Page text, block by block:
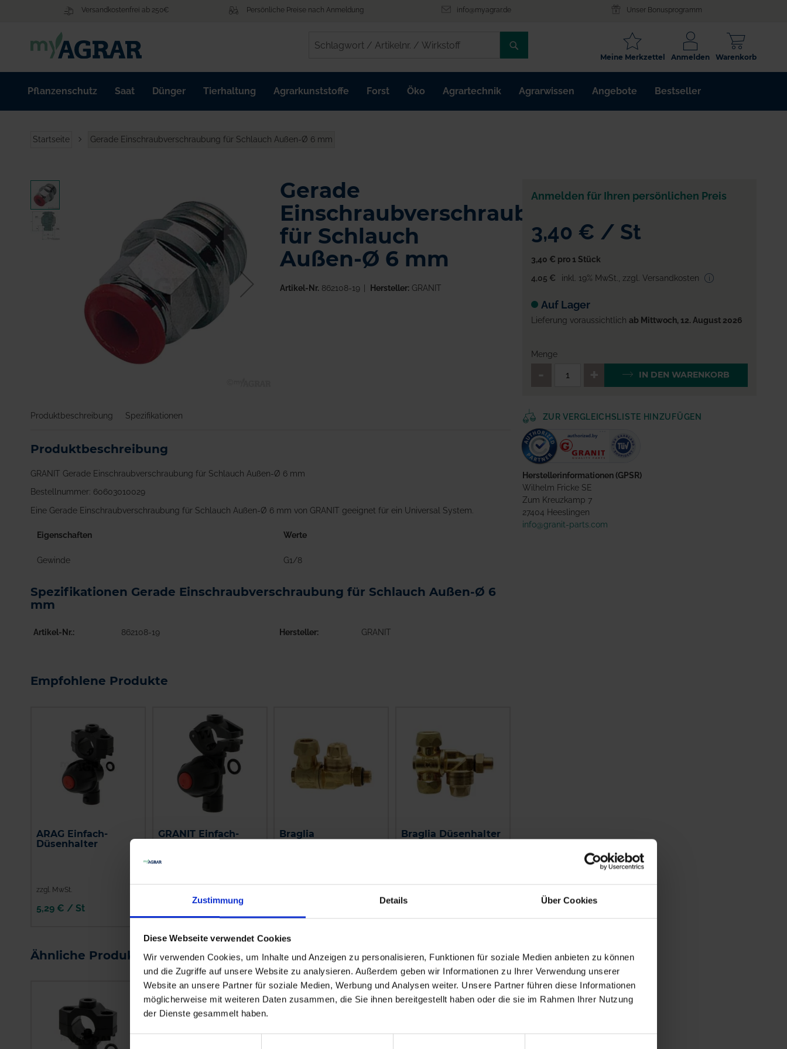
Zustimmung Details Über Cookies
Diese Webseite verwendet Cookies
Wir verwenden Cookies, um Inhalte und Anzeigen zu personalisieren, Funktionen für soziale Medien anbieten zu können
und die Zugriffe auf unsere Website zu analysieren. Außerdem geben wir Informationen zu Ihrer Verwendung unserer
Website an unsere Partner für soziale Medien, Werbung und Analysen weiter. Unsere Partner führen diese Informationen
möglicherweise mit weiteren Daten zusammen, die Sie ihnen bereitgestellt haben oder die sie im Rahmen Ihrer Nutzung
der Dienste gesammelt haben.
Versandkostenfrei ab 250€ Persönliche Preise nach Anmeldung info@myagrar.de Unser Bonusprogramm
/
ARTIKELNR.
/
Warenkorb
Anmelden
Meine Merkzettel
Pflanzenschutz Saat Dünger Tierhaltung Agrarkunststoffe Forst Öko Agrartechnik Agrarwissen Angebote Bestseller
Startseite Gerade Einschraubverschraubung für Schlauch Außen-Ø 6 mm
Zum
Ende
der
springen
der
springen
Gerade
Einschraubverschraubung
für Schlauch
Außen-Ø 6 mm
Artikel-Nr. 862108-19 Hersteller:GRANIT
Produktbeschreibung Spezifikationen
Produktbeschreibung
GRANIT Gerade Einschraubverschraubung für Schlauch Außen-Ø 6 mm
Bestellnummer: 60603010029
Eine Gerade Einschraubverschraubung für Schlauch Außen-Ø 6 mm von GRANIT geeignet für ein Universal System.
Eigenschaften Werte
Gewinde G1/8
Spezifikationen Gerade Einschraubverschraubung für Schlauch Außen-Ø 6
mm
Artikel-Nr. 862108-19 Hersteller GRANIT
Empfohlene Produkte
ARAG Einfach-
Düsenhalter
zzgl. MwSt.
5,29 € / St
GRANIT Einfach-
WARENKORB
Braglia
Braglia Düsenhalter
Ähnliche Produkte
Anmelden für Ihren persönlichen Preis
3,40 € / St
3,40 € pro 1 Stück
4,05 €
inkl. 19% MwSt. zzgl. Versandkosten
Auf Lager
Lieferung voraussichtlich ab Mittwoch, 12. August 2026
Menge
QTY_CONTROL_DECREASE
IN DEN WARENKORB
ZUR VERGLEICHSLISTE HINZUFÜGEN
Herstellerinformationen (GPSR)
Wilhelm Fricke SE
Zum Kreuzkamp 7
27404 Heeslingen
info@granit-parts.com